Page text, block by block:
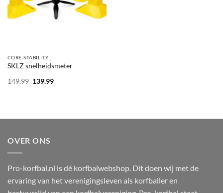
CORE-STABILITY
SKLZ snelheidsmeter
149.99 Oorspronkelijke
139.99Huidige
OVER ONS
Pro-korfbal.nl is dé korfbalwebshop. Dit doen wij met de
ervaring van het verenigingsleven als korfballer en